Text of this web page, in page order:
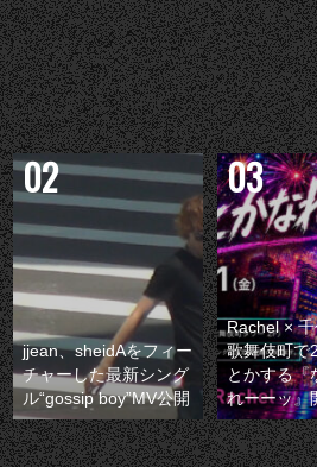
jjean、sheidAをフィー
チャーした最新シング
ル“gossip boy”MV公開
Rachel ×
歌舞伎町で
とかする『
れーーッ』